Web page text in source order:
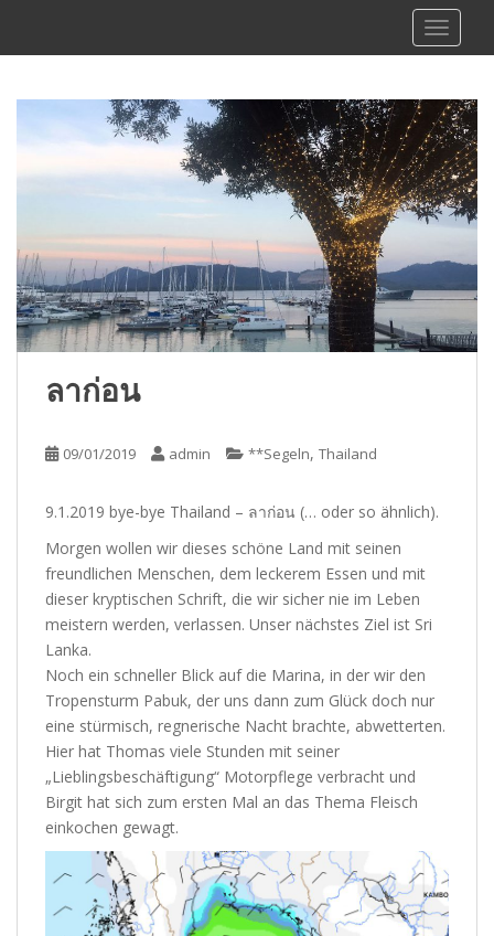
i
ลาก่อน
09/01/2019 admin **Segeln, Thailand
9.1.2019 bye-bye Thailand – ลาก่อน (… oder so ähnlich).
Morgen wollen wir dieses schöne Land mit seinen
freundlichen Menschen, dem leckerem Essen und mit
dieser kryptischen Schrift, die wir sicher nie im Leben
meistern werden, verlassen. Unser nächstes Ziel ist Sri
Lanka.
Noch ein schneller Blick auf die Marina, in der wir den
Tropensturm Pabuk, der uns dann zum Glück doch nur
eine stürmisch, regnerische Nacht brachte, abwetterten.
Hier hat Thomas viele Stunden mit seiner
„Lieblingsbeschäftigung“ Motorpflege verbracht und
Birgit hat sich zum ersten Mal an das Thema Fleisch
einkochen gewagt.